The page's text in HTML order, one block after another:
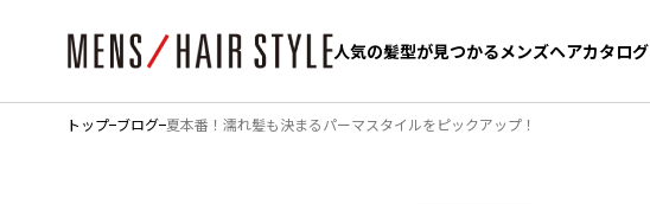
人気の髪型が見つかるメンズヘアカタログ
人気の髪型が見つかるメンズヘアカタログ
トップ ブログ 夏本番！濡れ髪も決まるパーマスタイルをピックアップ！